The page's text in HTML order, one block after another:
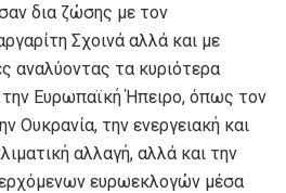
δια ζώσης με τον
Σχοινά αλλά και με
αναλύοντας τα κυριότερα
Ευρωπαϊκή Ήπειρο, όπως τον
Ουκρανία, την ενεργειακή και
αλλαγή, αλλά και την
ευρωεκλογών μέσα